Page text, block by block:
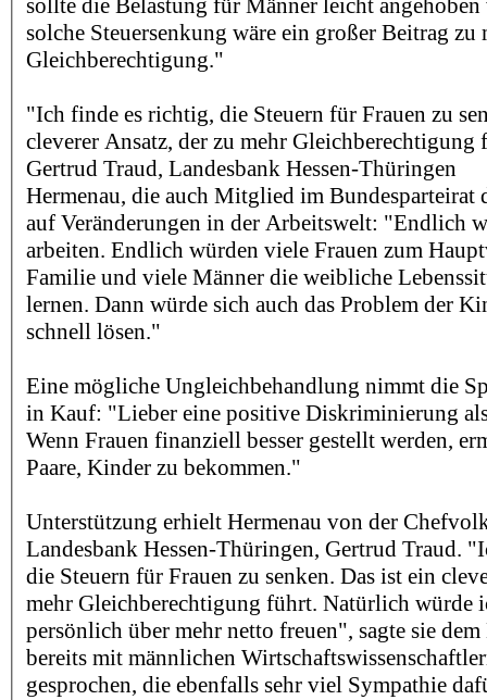
sollte die Belastung für Männer leicht
solche Steuersenkung wäre ein großer Beitrag zu
Gleichberechtigung."
"Ich finde es richtig, die Steuern für Frauen zu
cleverer Ansatz, der zu mehr Gleichberechtigung
Gertrud Traud, Landesbank Hessen-Thüringen
Hermenau, die auch Mitglied im Bundesparteirat
auf Veränderungen in der Arbeitswelt: "Endlich
arbeiten. Endlich würden viele Frauen zum
Familie und viele Männer die weibliche
lernen. Dann würde sich auch das Problem der
schnell lösen."
Eine mögliche Ungleichbehandlung nimmt die
in Kauf: "Lieber eine positive Diskriminierung
Wenn Frauen finanziell besser gestellt werden,
Paare, Kinder zu bekommen."
Unterstützung erhielt Hermenau von der
Landesbank Hessen-Thüringen, Gertrud Traud.
die Steuern für Frauen zu senken. Das ist ein
mehr Gleichberechtigung führt. Natürlich würde
persönlich über mehr netto freuen", sagte sie
bereits mit männlichen
gesprochen, die ebenfalls sehr viel Sympathie